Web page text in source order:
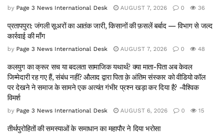
by Page 3 News International Desk AUGUST 7, 2026 0 36
प्रतापपुरा: जंगली सूअरों का आतंक जारी, किसानों की फ़सलें बर्बाद — विभाग से जल्द
कार्रवाई की माँग
by Page 3 News International Desk AUGUST 7, 2026 0 48
कलयुग का क्रूर सच या बदलता सामाजिक यथार्थ? क्या माता-पिता अब केवल
जिम्मेदारी रह गए हैं, संबंध नहीं? औलाद द्वारा पिता क़े अंतिम संस्कार को वीडियो कॉल
पर देखने ने समाज के सामने एक अत्यंत गंभीर प्रश्न खड़ा कर दिया है? -वैश्विक
विमर्श
by Page 3 News International Desk AUGUST 6, 2026 0 15
तीर्थपुरोहितों की समस्याओं के समाधान का महापौर ने दिया भरोसा